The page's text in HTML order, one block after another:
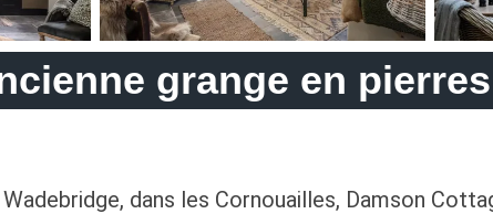
grange en
dans les Cornouailles, Damson